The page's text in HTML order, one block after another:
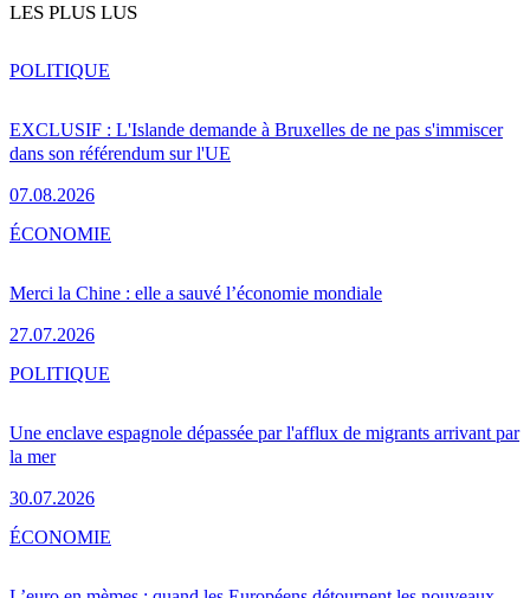
LES PLUS LUS
EXCLUSIF : L'Islande demande à Bruxelles de ne pas s'immiscer
dans son référendum sur l'UE
07.08.2026
POLITIQUE
Merci la Chine : elle a sauvé l’économie mondiale
27.07.2026
ÉCONOMIE
Une enclave espagnole dépassée par l'afflux de migrants arrivant par
la mer
30.07.2026
POLITIQUE
ÉCONOMIE